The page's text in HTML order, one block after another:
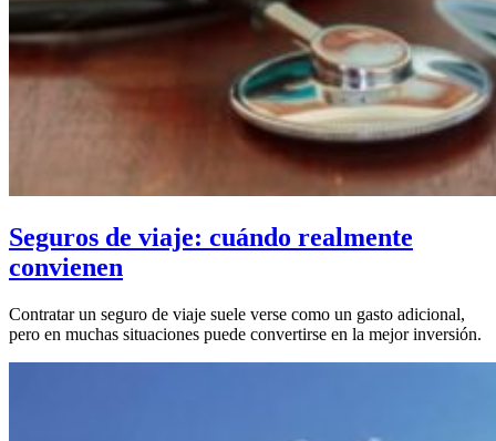
Seguros de viaje: cuándo realmente
convienen
Contratar un seguro de viaje suele verse como un gasto adicional,
pero en muchas situaciones puede convertirse en la mejor inversión.